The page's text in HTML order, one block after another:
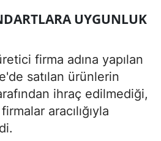
UYGUNLUK
firma adına yapılan
satılan ürünlerin
ihraç edilmediği,
aracılığıyla